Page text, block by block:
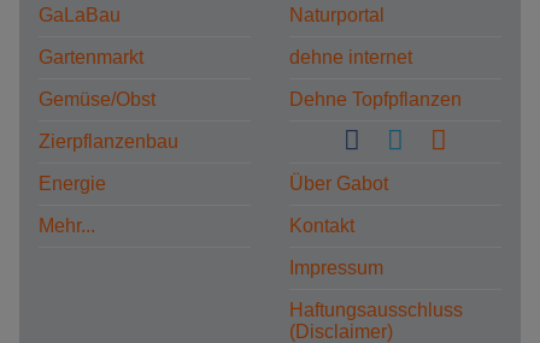
GaLaBau
Gartenmarkt
Gemüse/Obst
Zierpflanzenbau
Energie
Mehr...
Naturportal
dehne internet
Dehne Topfpflanzen
Über Gabot
Kontakt
Impressum
Haftungsausschluss
(Disclaimer)